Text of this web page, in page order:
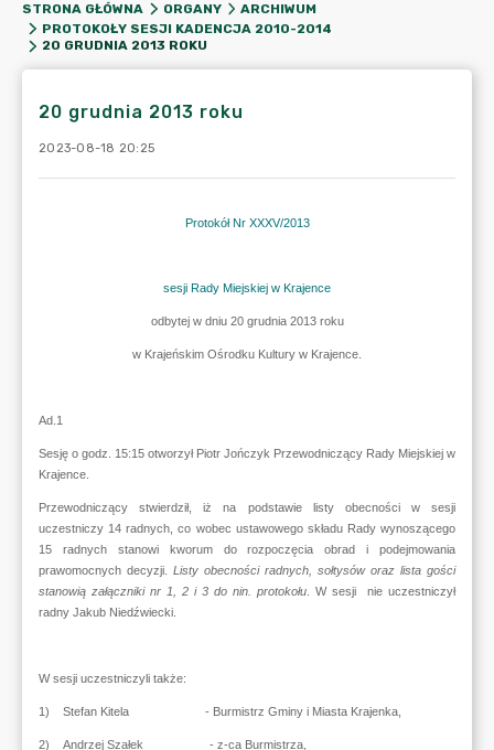
STRONA GŁÓWNA ORGANY
ARCHIWUM
PROTOKOŁY SESJI KADENCJA 2010-2014
20 GRUDNIA 2013 ROKU
20 grudnia 2013 roku
2023-08-18 20:25